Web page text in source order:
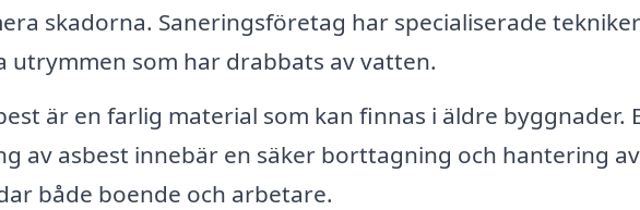
skadorna. Saneringsföretag har specialiserade
utrymmen som har drabbats av vatten.
är en farlig material som kan finnas i äldre byggnader.
av asbest innebär en säker borttagning och hantering
både boende och arbetare.